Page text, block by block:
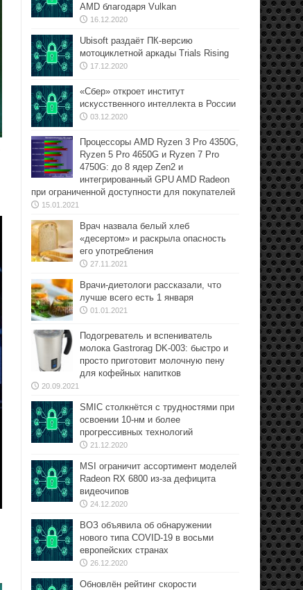
AMD благодаря Vulkan
16.12.2020
Ubisoft раздаёт ПК-версию
мотоциклетной аркады Trials Rising
17.12.2020
«Сбер» откроет институт
искусственного интеллекта в России
03.12.2020
Процессоры AMD Ryzen 3 Pro 4350G,
Ryzen 5 Pro 4650G и Ryzen 7 Pro
4750G: до 8 ядер Zen2 и
интегрированный GPU AMD Radeon
при ограниченной доступности для покупателей
15.01.2021
Врач назвала белый хлеб
«десертом» и раскрыла опасность
его употребления
27.11.2021
Врачи-диетологи рассказали, что
лучше всего есть 1 января
01.01.2021
Подогреватель и вспениватель
молока Gastrorag DK-003: быстро и
просто приготовит молочную пену
для кофейных напитков
20.09.2021
SMIC столкнётся с трудностями при
освоении 10-нм и более
прогрессивных технологий
21.12.2020
MSI ограничит ассортимент моделей
Radeon RX 6800 из-за дефицита
видеочипов
24.12.2020
ВОЗ объявила об обнаружении
нового типа COVID-19 в восьми
европейских странах
26.12.2020
Обновлён рейтинг скорости